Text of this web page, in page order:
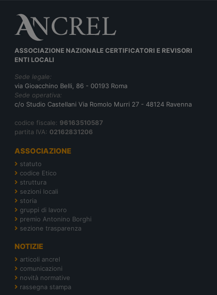
ASSOCIAZIONE NAZIONALE CERTIFICATORI E REVISORI
ENTI LOCALI
Sede legale:
via Gioacchino Belli, 86 - 00193 Roma
Sede operativa:
c/o Studio Castellani Via Romolo Murri 27 - 48124 Ravenna
codice fiscale: 96163510587
partita IVA: 02162831206
ASSOCIAZIONE
statuto
codice Etico
struttura
sezioni locali
storia
gruppi di lavoro
premio Antonino Borghi
sezione trasparenza
NOTIZIE
articoli ancrel
comunicazioni
novità normative
rassegna stampa